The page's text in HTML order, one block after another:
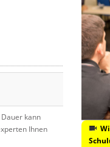
kann
Ihnen